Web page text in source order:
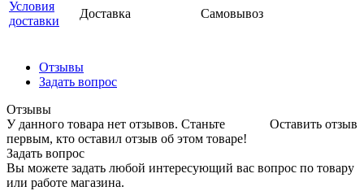
Условия
доставки
Доставка Самовывоз
Отзывы
Задать вопрос
Отзывы
Оставить отзыв
У данного товара нет отзывов. Станьте
первым, кто оставил отзыв об этом товаре!
Задать вопрос
Вы можете задать любой интересующий вас вопрос по товару
или работе магазина.